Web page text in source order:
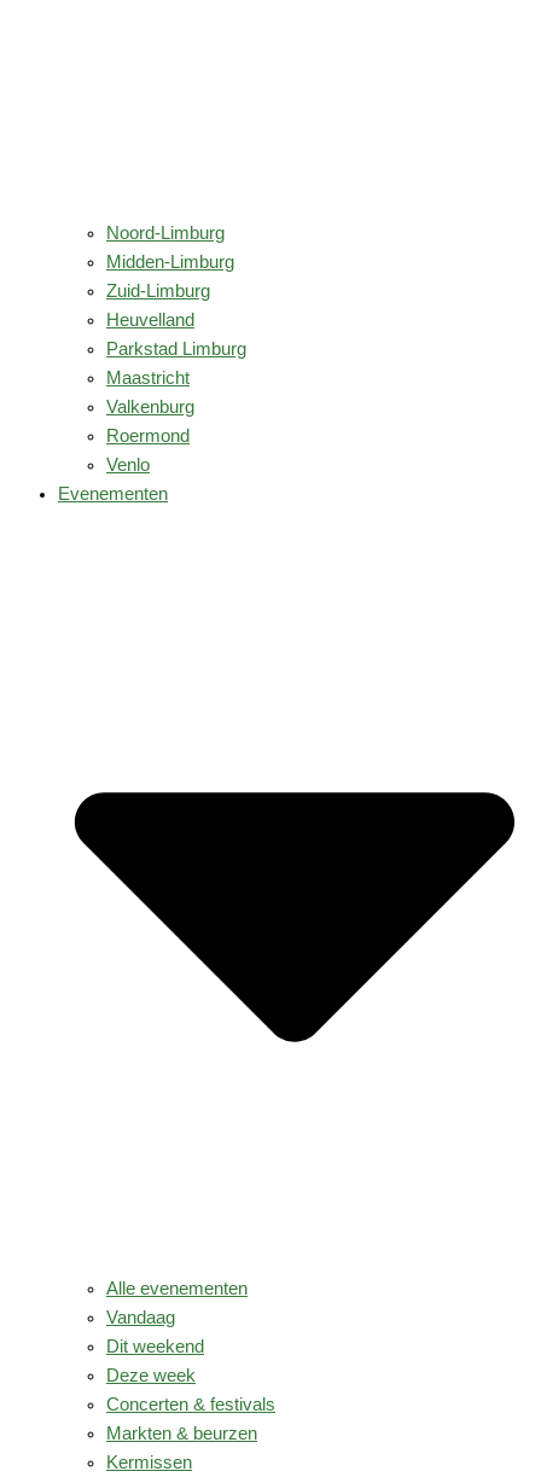
Noord-Limburg
Midden-Limburg
Zuid-Limburg
Heuvelland
Parkstad Limburg
Maastricht
Valkenburg
Roermond
Venlo
Evenementen
Alle evenementen
Vandaag
Dit weekend
Deze week
Concerten & festivals
Markten & beurzen
Kermissen